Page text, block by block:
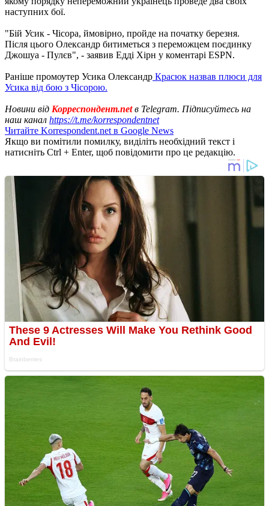
наступних бої.
"Бій Усик - Чісора, ймовірно, пройде на початку березня.
Після цього Олександр битиметься з переможцем поєдинку
Джошуа - Пулєв", - заявив Едді Хірн у коментарі ESPN.
Раніше промоутер Усика Олександр Красюк назвав плюси для
Усика від бою з Чісорою.
Новини від Корреспондент.netв Telegram. Підписуйтесь на
наш канал https://t.me/korrespondentnet
Читайте Korrespondent.net в Google News
Якщо ви помітили помилку, виділіть необхідний текст і
натисніть Ctrl + Enter, щоб повідомити про це редакцію.